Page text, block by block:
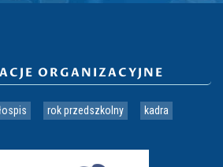
ORGANIZACYJNE
rok przedszkolny kadra